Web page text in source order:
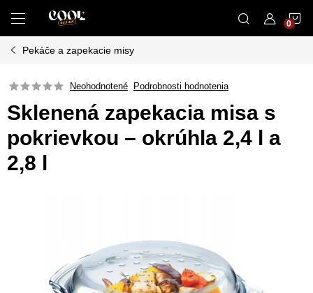
obsah
Pekáče a zapekacie misy
Neohodnotené Podrobnosti hodnotenia
Sklenená zapekacia misa s
pokrievkou – okrúhla 2,4 l a
2,8 l